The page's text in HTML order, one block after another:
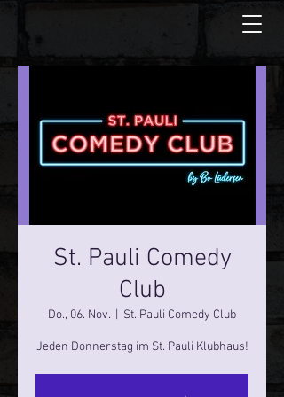
St. Pauli Comedy
Club
Do., 06. Nov. St. Pauli Comedy Club
Jeden Donnerstag im St. Pauli Klubhaus!